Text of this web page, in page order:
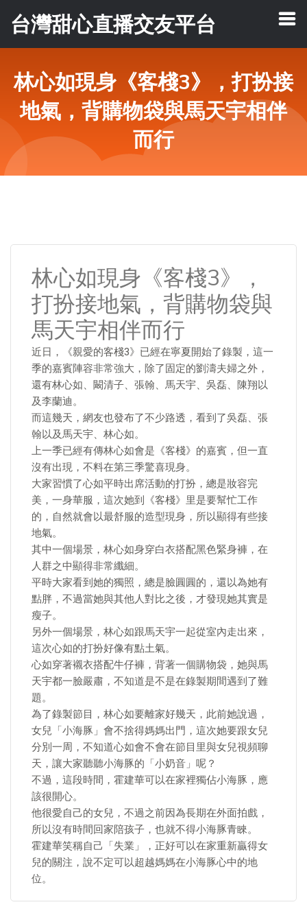
台灣甜心直播交友平台
林心如現身《客棧3》，打扮接
地氣，背購物袋與馬天宇相伴
而行
林心如現身《客棧3》，
打扮接地氣，背購物袋與
馬天宇相伴而行
近日，《親愛的客棧3》已經在寧夏開始了錄製，這一
季的嘉賓陣容非常強大，除了固定的劉濤夫婦之外，
還有林心如、闞清子、張翰、馬天宇、吳磊、陳翔以
及李蘭迪。
而這幾天，網友也發布了不少路透，看到了吳磊、張
翰以及馬天宇、林心如。
上一季已經有傳林心如會是《客棧》的嘉賓，但一直
沒有出現，不料在第三季驚喜現身。
大家習慣了心如平時出席活動的打扮，總是妝容完
美，一身華服，這次她到《客棧》里是要幫忙工作
的，自然就會以最舒服的造型現身，所以顯得有些接
地氣。
其中一個場景，林心如身穿白衣搭配黑色緊身褲，在
人群之中顯得非常纖細。
平時大家看到她的獨照，總是臉圓圓的，還以為她有
點胖，不過當她與其他人對比之後，才發現她其實是
瘦子。
另外一個場景，林心如跟馬天宇一起從室內走出來，
這次心如的打扮好像有點土氣。
心如穿著襯衣搭配牛仔褲，背著一個購物袋，她與馬
天宇都一臉嚴肅，不知道是不是在錄製期間遇到了難
題。
為了錄製節目，林心如要離家好幾天，此前她說過，
女兒「小海豚」會不捨得媽媽出門，這次她要跟女兒
分別一周，不知道心如會不會在節目里與女兒視頻聊
天，讓大家聽聽小海豚的「小奶音」呢？
不過，這段時間，霍建華可以在家裡獨佔小海豚，應
該很開心。
他很愛自己的女兒，不過之前因為長期在外面拍戲，
所以沒有時間回家陪孩子，也就不得小海豚青睞。
霍建華笑稱自己「失業」，正好可以在家重新贏得女
兒的關注，說不定可以超越媽媽在小海豚心中的地
位。